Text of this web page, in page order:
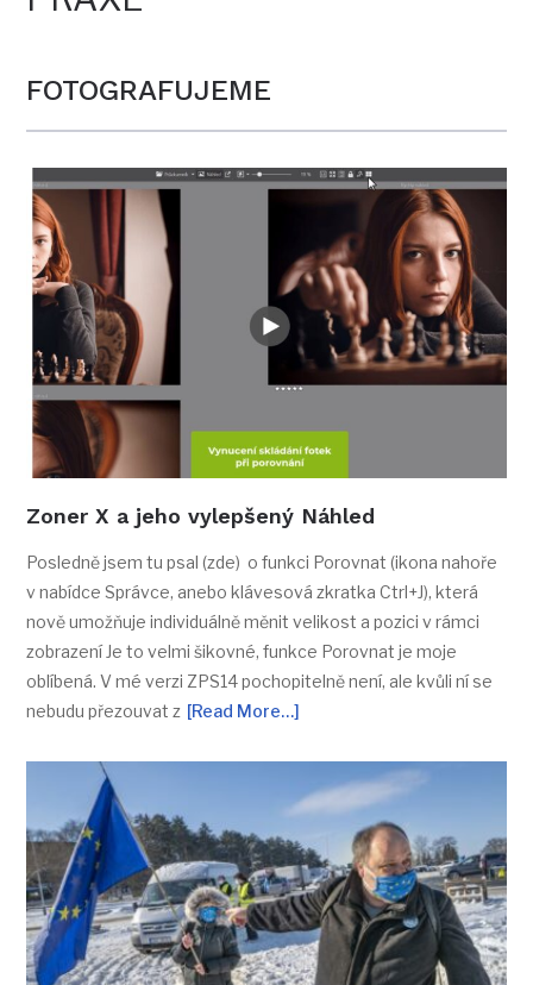
FOTOGRAFUJEME
Zoner X a jeho vylepšený Náhled
Posledně jsem tu psal (zde) o funkci Porovnat (ikona nahoře
v nabídce Správce, anebo klávesová zkratka Ctrl+J), která
nově umožňuje individuálně měnit velikost a pozici v rámci
zobrazení Je to velmi šikovné, funkce Porovnat je moje
oblíbená. V mé verzi ZPS14 pochopitelně není, ale kvůli ní se
nebudu přezouvat z [Read More…]